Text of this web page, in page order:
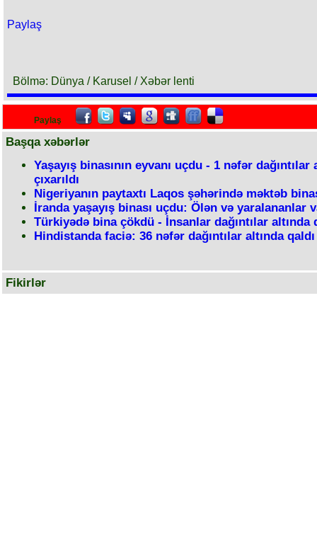
Paylaş
Bölmə: Dünya / Karusel / Xəbər lenti
Paylaş
Başqa xəbərlər
Yaşayış binasının eyvanı uçdu - 1 nəfər dağıntılar
çıxarıldı
Nigeriyanın paytaxtı Laqos şəhərində məktəb
İranda yaşayış binası uçdu: Ölən və yaralananlar
Türkiyədə bina çökdü - İnsanlar dağıntılar altında
Hindistanda faciə: 36 nəfər dağıntılar altında qaldı
Fikirlər